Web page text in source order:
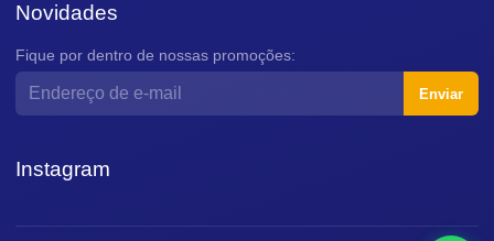
Novidades
Fique por dentro de nossas promoções:
Enviar
Instagram